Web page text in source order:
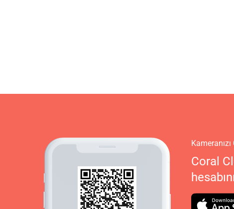
Coral